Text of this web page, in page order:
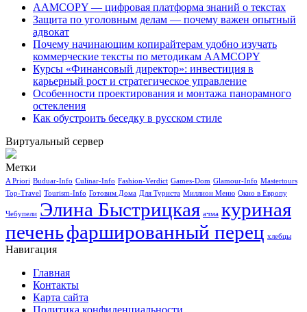
AAMCOPY — цифровая платформа знаний о текстах
Защита по уголовным делам — почему важен опытный
адвокат
Почему начинающим копирайтерам удобно изучать
коммерческие тексты по методикам AAMCOPY
Курсы «Финансовый директор»: инвестиция в
карьерный рост и стратегическое управление
Особенности проектирования и монтажа панорамного
остекления
Как обустроить беседку в русском стиле
Виртуальный сервер
Метки
A Priori Buduar-Info Culinar-Info Fashion-Verdict Games-Dom Glamour-Info Mastertours
Top-Travel Tourism-Info Готовим Дома Для Туриста Миллион Меню Окно в Европу
Чебупели Элина Быстрицкая ачма куриная
печеньфаршированный перец хлебцы
Навигация
Главная
Контакты
Карта сайта
Политика конфиденциальности